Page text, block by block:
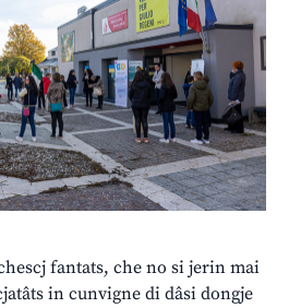
fantats, che no si jerin mai
in cunvigne di dâsi dongje